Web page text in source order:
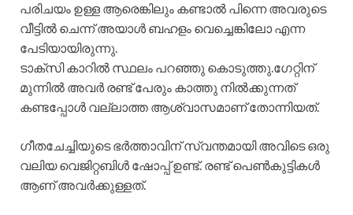
പരിചയം ഉള്ള ആരെങ്കിലും കണ്ടാൽ പിന്നെ അവരുടെ
വീട്ടിൽ ചെന്ന് അയാൾ ബഹളം വെച്ചെങ്കിലോ എന്ന
പേടിയായിരുന്നു.
ടാക്സി കാറിൽ സ്ഥലം പറഞ്ഞു കൊടുത്തു.ഗേറ്റിന്
മുന്നിൽ അവർ രണ്ട് പേരും കാത്തു നിൽക്കുന്നത്
കണ്ടപ്പോൾ വല്ലാത്ത ആശ്വാസമാണ് തോന്നിയത്.
ഗീതചേച്ചിയുടെ ഭർത്താവിന് സ്വന്തമായി അവിടെ ഒരു
വലിയ വെജിറ്റബിൾ ഷോപ്പ് ഉണ്ട്. രണ്ട് പെൺകുട്ടികൾ
ആണ് അവർക്കുള്ളത്.